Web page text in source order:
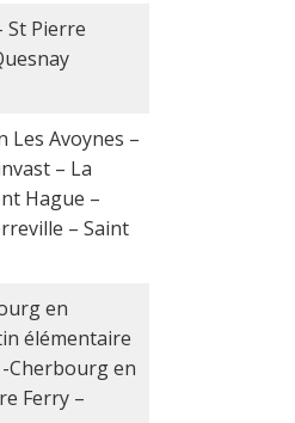
St Pierre
Avoynes –
– La
Hague –
– Saint
en
élémentaire
Cherbourg en
Ferry –